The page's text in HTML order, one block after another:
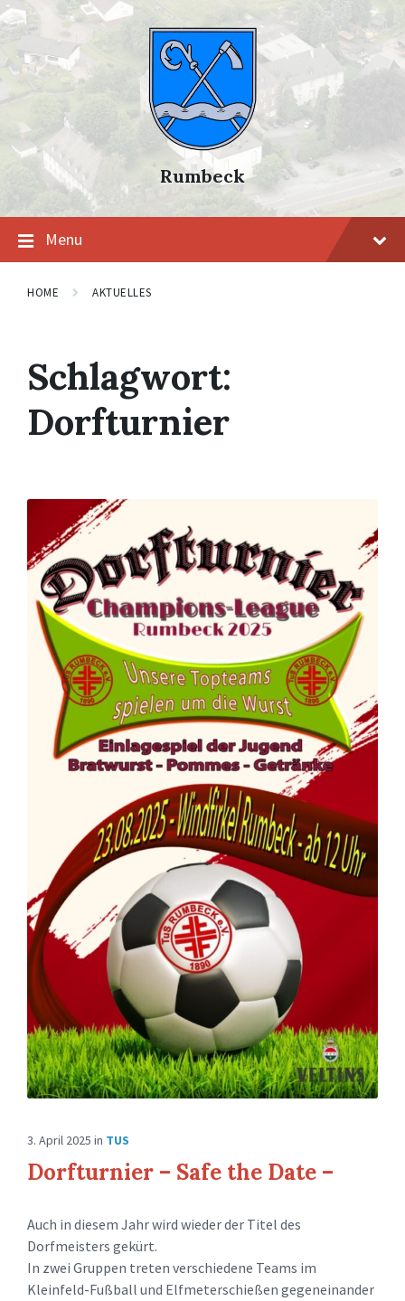
Skip
to
Skip
to
navigation
Skip
to
Rumbeck
Menu
HOME AKTUELLES
Schlagwort:
Dorfturnier
3. April 2025 in TUS
Dorfturnier – Safe the Date –
Auch in diesem Jahr wird wieder der Titel des
Dorfmeisters gekürt.
In zwei Gruppen treten verschiedene Teams im
Kleinfeld-Fußball und Elfmeterschießen gegeneinander